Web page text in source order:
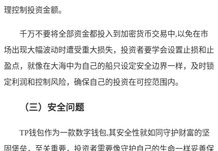
理控制投资金额。
千万不要将全部资金都投入到加密货币交易中,以免在市
场出现大幅波动时遭受重大损失，投资者要学会设置止损和止
盈点，就像在大海中为自己的船只设定安全边界一样，及时锁
定利润和控制风险，确保自己的投资在可控范围内。
（三）安全问题
TP钱包作为一款数字钱包,其安全性就如同守护财富的坚
固堡垒，至关重要，投资者需要像守护自己的生命一样妥善保